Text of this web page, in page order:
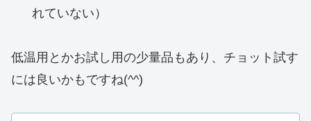
れていない）
低温用とかお試し用の少量品もあり、チョット試す
には良いかもですね(^^)